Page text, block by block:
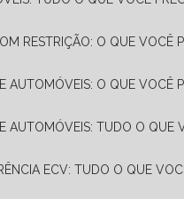
RESTRIÇÃO: O QUE VOCÊ
AUTOMÓVEIS: O QUE VOCÊ
AUTOMÓVEIS: TUDO O QUE
ECV: TUDO O QUE